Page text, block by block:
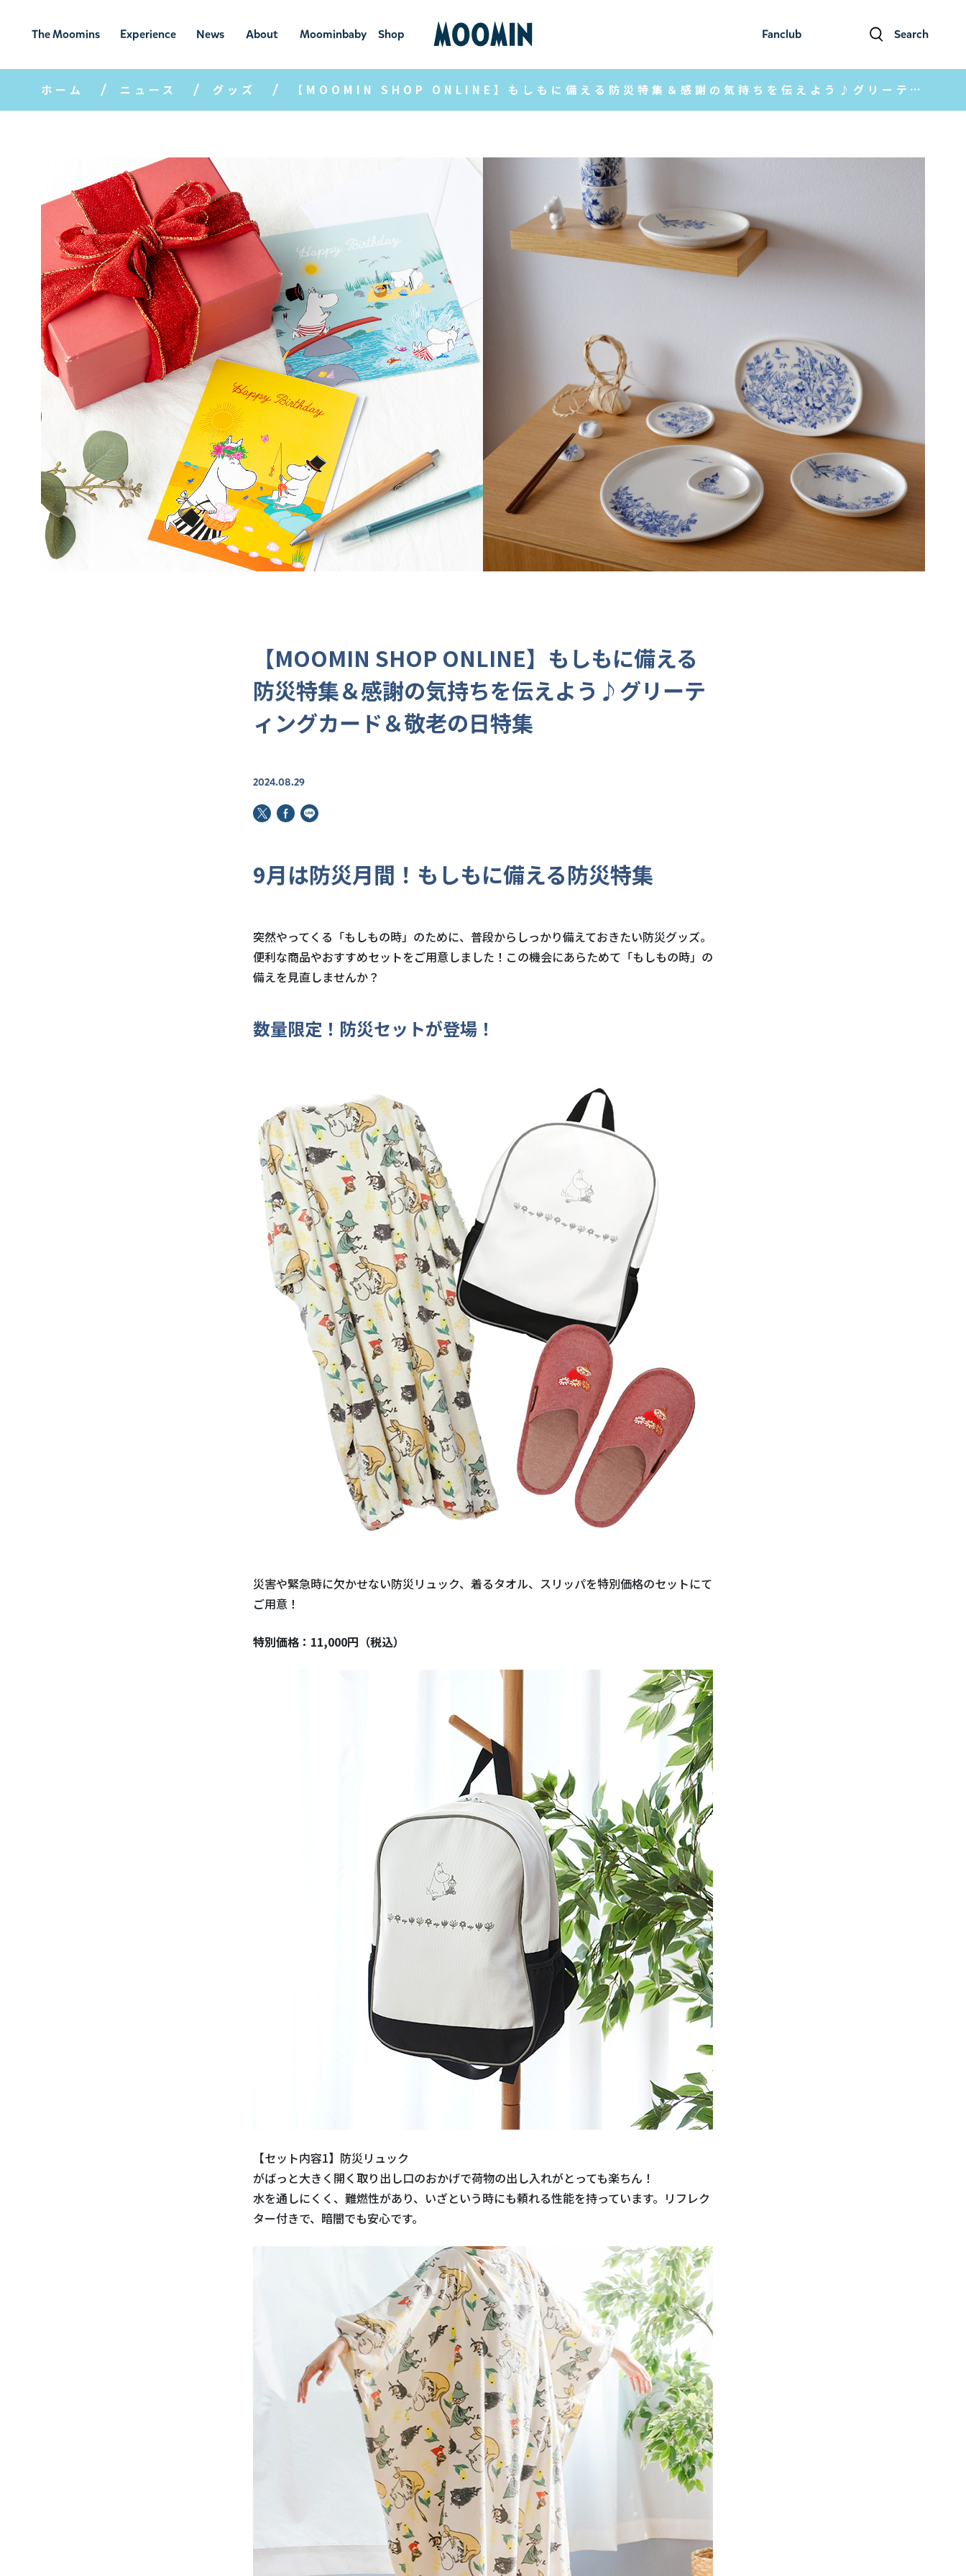
Fanclub Search
The Moomins
ムーミンの
世界
Experience
ムーミンの世
界を楽しむ
News
ニュ
ース
About
ムーミン
について
Moominbaby
ムーミンベ
ビー
Shop
ショ
ップ
ホーム ニュース グッズ 【MOOMIN SHOP ONLINE】もしもに備える防災特集＆感謝の気持ちを伝えよう♪グリーティングカード＆敬老の日特集
【MOOMIN SHOP ONLINE】もしもに備える
防災特集＆感謝の気持ちを伝えよう♪グリーテ
ィングカード＆敬老の日特集
2024.08.29
9月は防災月間！もしもに備える防災特集
突然やってくる「もしもの時」のために、普段からしっかり備えておきたい防災グッズ。
便利な商品やおすすめセットをご用意しました！この機会にあらためて「もしもの時」の
備えを見直しませんか？
数量限定！防災セットが登場！
災害や緊急時に欠かせない防災リュック、着るタオル、スリッパを特別価格のセットにて
ご用意！
特別価格：11,000円（税込）
【セット内容1】防災リュック
がばっと大きく開く取り出し口のおかげで荷物の出し入れがとっても楽ちん！
水を通しにくく、難燃性があり、いざという時にも頼れる性能を持っています。リフレク
ター付きで、暗闇でも安心です。